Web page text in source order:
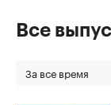
Все
За все время